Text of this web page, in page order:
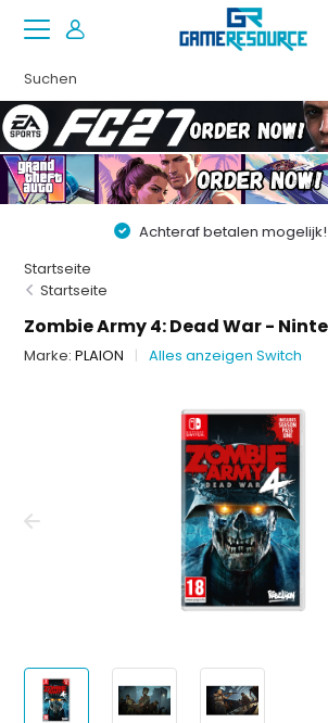
Vóór 22:00 besteld op werkdagen,
Startseite
Startseite
Zombie Army 4: Dead War -
Marke:PLAION Alles anzeigen Switch